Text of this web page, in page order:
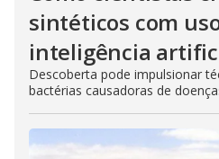
sintéticos com
inteligência
Descoberta pode impulsionar
bactérias causadoras de